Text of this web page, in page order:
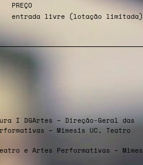
PREÇO
entrada livre (lotação limitada)
I DGArtes – Direção-Geral das
– Mimesis UC, Teatro
e Artes Performativas –